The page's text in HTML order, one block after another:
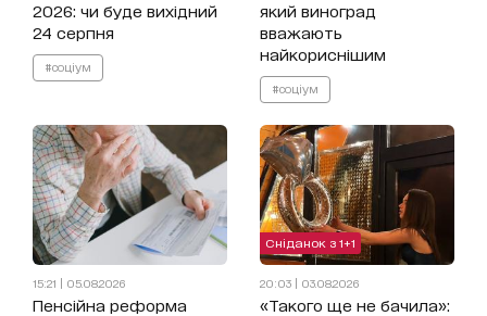
2026: чи буде вихідний
24 серпня
#соціум
який виноград
вважають
найкориснішим
#соціум
15:21 | 05.08.2026
Пенсійна реформа
Сніданок з 1+1
20:03 | 03.08.2026
«Такого ще не бачила»: